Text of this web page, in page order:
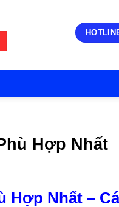
Hợp Nhất
Hợp Nhất –